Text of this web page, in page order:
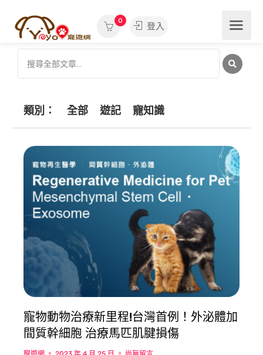
0
登入
類別： 全部 遊記 寵知識
寵物動物治療新里程!台灣首例！外泌體加
間質幹細胞 治療馬匹肌腱損傷